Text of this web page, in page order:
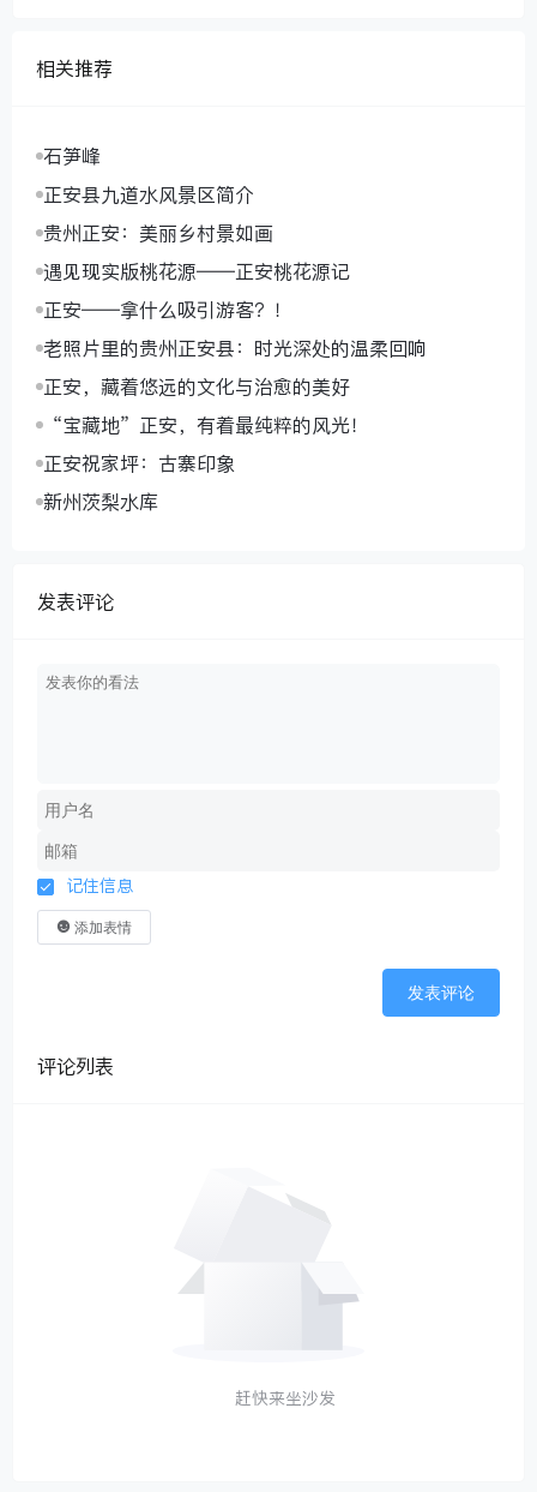
相关推荐
石笋峰
正安县九道水风景区简介
贵州正安：美丽乡村景如画
遇见现实版桃花源——正安桃花源记
正安——拿什么吸引游客？！
老照片里的贵州正安县：时光深处的温柔回响
正安，藏着悠远的文化与治愈的美好
“宝藏地”正安，有着最纯粹的风光！
正安祝家坪：古寨印象
新州茨梨水库
发表评论
记住信息
添加表情
发表评论
评论列表
赶快来坐沙发